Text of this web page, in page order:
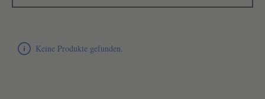
Keine Produkte gefunden.